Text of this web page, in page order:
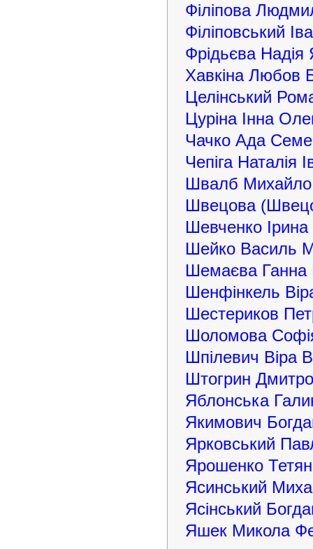
Філіпова
Філіповський
Фрідьєва Надія
Хавкіна Любов
Целінський
Цуріна Інна
Чачко Ада
Чепіга Наталія
Швалб Михайло
Швецова
Шевченко
Шейко Василь
Шемаєва Ганна
Шенфінкель
Шестериков
Шоломова
Шпілевич Віра
Штогрин
Яблонська
Якимович
Ярковський
Ярошенко
Ясинський
Ясінський
Яшек Микола